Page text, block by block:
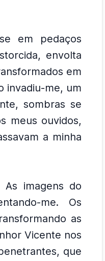
em pedaços
envolta
em
invadiu-me, um
sombras se
meus ouvidos,
a minha
As imagens do
me.
Os
as
Vicente nos
que